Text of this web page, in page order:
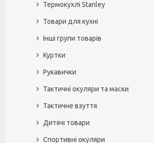
Термокухлі Stanley
Товари для кухні
Інші групи товарів
Куртки
Рукавички
Тактичні окуляри та маски
Тактичне взуття
Дитячі товари
Спортивні окуляри